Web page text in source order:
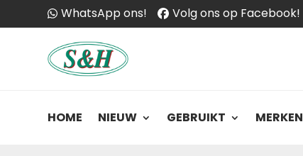
WhatsApp ons!
Volg ons op Facebook!
HOME NIEUW GEBRUIKT MERKEN